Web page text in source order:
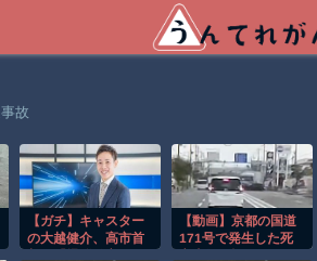
故
【ガチ】キャスター
の大越健介、高市首
【動画】京都の国道
171号で発生した死